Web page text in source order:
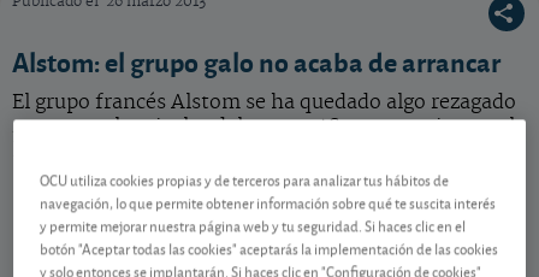
Alstom: el grupo galo no acaba de arrancar
El grupo francés Alstom se ha quedado algo rezagado
respecto a los rivales del sector. ¿Su estrategia actual
Contenido reservado a SOCIOS
OCU utiliza cookies propias y de terceros para analizar tus hábitos de
navegación, lo que permite obtener información sobre qué te suscita interés
y permite mejorar nuestra página web y tu seguridad. Si haces clic en el
botón "Aceptar todas las cookies" aceptarás la implementación de las cookies
y solo entonces se implantarán. Si haces clic en "Configuración de cookies"